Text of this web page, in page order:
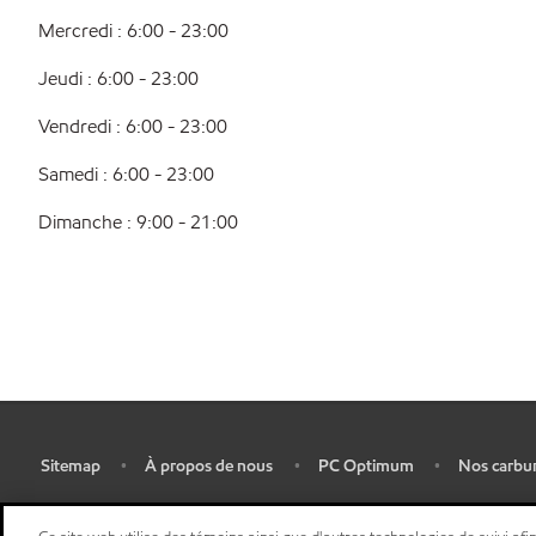
Mercredi : 6:00 - 23:00
Jeudi : 6:00 - 23:00
Vendredi : 6:00 - 23:00
Samedi : 6:00 - 23:00
Dimanche : 9:00 - 21:00
Sitemap • À propos de nous • PC Optimum • Nos
• Plan d’ accessibilité pluriannuel